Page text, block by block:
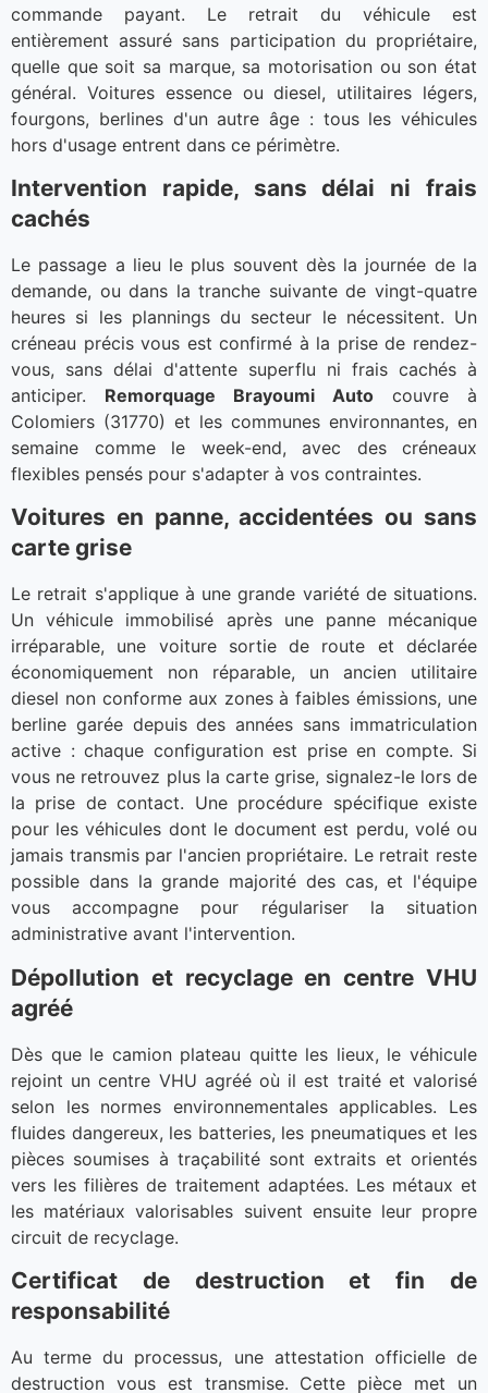
commande payant. Le retrait du véhicule est
entièrement assuré sans participation du propriétaire,
quelle que soit sa marque, sa motorisation ou son état
général. Voitures essence ou diesel, utilitaires légers,
fourgons, berlines d'un autre âge : tous les véhicules
hors d'usage entrent dans ce périmètre.
Intervention rapide, sans délai ni frais
cachés
Le passage a lieu le plus souvent dès la journée de la
demande, ou dans la tranche suivante de vingt-quatre
heures si les plannings du secteur le nécessitent. Un
créneau précis vous est confirmé à la prise de rendez-
vous, sans délai d'attente superflu ni frais cachés à
anticiper. Remorquage Brayoumi Auto couvre à
Colomiers (31770) et les communes environnantes, en
semaine comme le week-end, avec des créneaux
flexibles pensés pour s'adapter à vos contraintes.
Voitures en panne, accidentées ou sans
carte grise
Le retrait s'applique à une grande variété de situations.
Un véhicule immobilisé après une panne mécanique
irréparable, une voiture sortie de route et déclarée
économiquement non réparable, un ancien utilitaire
diesel non conforme aux zones à faibles émissions, une
berline garée depuis des années sans immatriculation
active : chaque configuration est prise en compte. Si
vous ne retrouvez plus la carte grise, signalez-le lors de
la prise de contact. Une procédure spécifique existe
pour les véhicules dont le document est perdu, volé ou
jamais transmis par l'ancien propriétaire. Le retrait reste
possible dans la grande majorité des cas, et l'équipe
vous accompagne pour régulariser la situation
administrative avant l'intervention.
Dépollution et recyclage en centre VHU
agréé
Dès que le camion plateau quitte les lieux, le véhicule
rejoint un centre VHU agréé où il est traité et valorisé
selon les normes environnementales applicables. Les
fluides dangereux, les batteries, les pneumatiques et les
pièces soumises à traçabilité sont extraits et orientés
vers les filières de traitement adaptées. Les métaux et
les matériaux valorisables suivent ensuite leur propre
circuit de recyclage.
Certificat de destruction et fin de
responsabilité
Au terme du processus, une attestation officielle de
destruction vous est transmise. Cette pièce met un